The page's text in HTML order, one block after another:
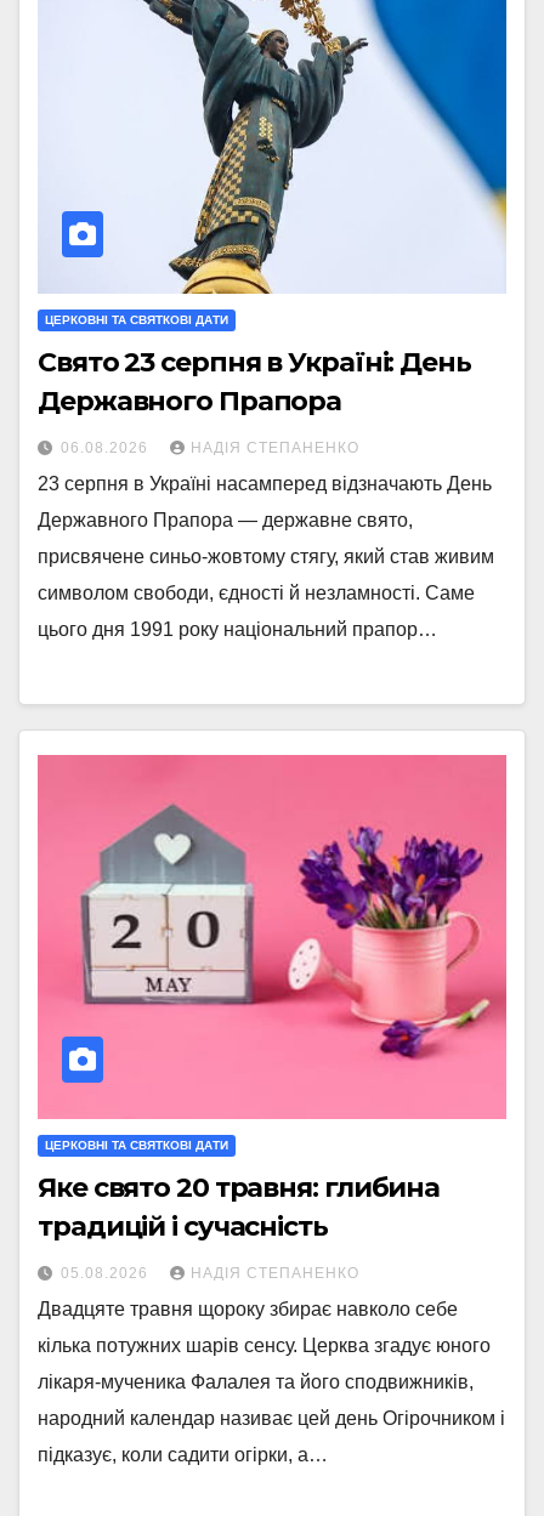
ЦЕРКОВНІ ТА СВЯТКОВІ ДАТИ
Свято 23 серпня в Україні: День
Державного Прапора
06.08.2026 НАДІЯ СТЕПАНЕНКО
23 серпня в Україні насамперед відзначають День
Державного Прапора — державне свято,
присвячене синьо-жовтому стягу, який став живим
символом свободи, єдності й незламності. Саме
цього дня 1991 року національний прапор…
ЦЕРКОВНІ ТА СВЯТКОВІ ДАТИ
Яке свято 20 травня: глибина
традицій і сучасність
05.08.2026 НАДІЯ СТЕПАНЕНКО
Двадцяте травня щороку збирає навколо себе
кілька потужних шарів сенсу. Церква згадує юного
лікаря-мученика Фалалея та його сподвижників,
народний календар називає цей день Огірочником і
підказує, коли садити огірки, а…